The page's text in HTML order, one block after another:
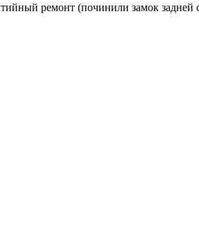
ремонт (починили замок задней